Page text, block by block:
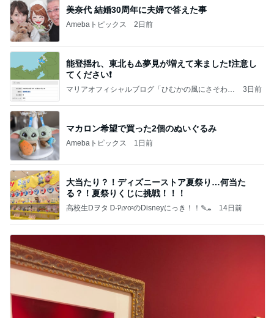
美奈代 結婚30周年に夫婦で答えた事
Amebaトピックス 2日前
能登揺れ、東北も⚠️夢見が増えて来ました❗️注意し
てください❗️
マリアオフィシャルブログ「ひむかの風にさそわれ
3日前
マカロン希望で買った2個のぬいぐるみ
Amebaトピックス 1日前
大当たり？！ディズニーストア夏祭り…何当た
る？！夏祭りくじに挑戦！！！
高校生Dヲタ Ꭰ-ᎮꭵꭹꭴのDisneyにっき！！✎ܚ 14日前